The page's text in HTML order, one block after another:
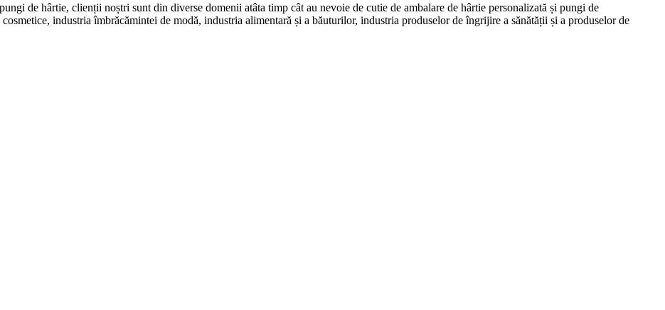
de hârtie, clienții noștri sunt din diverse domenii atâta timp cât au nevoie de cutie de ambalare de hârtie personalizată și pungi de
industria îmbrăcămintei de modă, industria alimentară și a băuturilor, industria produselor de îngrijire a sănătății și a produselor de